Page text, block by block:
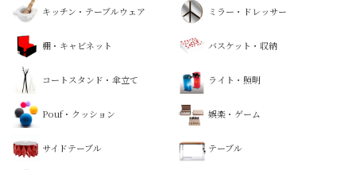
キッチン・テーブルウェア ミラー・ドレッサー
棚・キャビネット バスケット・収納
コートスタンド・傘立て ライト・照明
Pouf・クッション 娯楽・ゲーム
サイドテーブル テーブル